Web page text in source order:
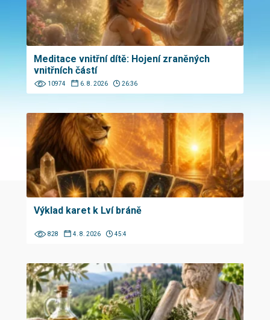
Meditace vnitřní dítě: Hojení zraněných
vnitřních částí
10974 6. 8. 2026 26:36
Výklad karet k Lví bráně
828 4. 8. 2026 45:4